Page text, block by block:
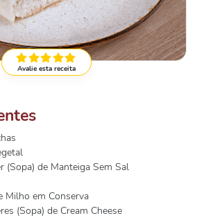
Avalie esta receita
(Sopa) de Manteiga Sem Sal
Milho em Conserva
(Sopa) de Cream Cheese